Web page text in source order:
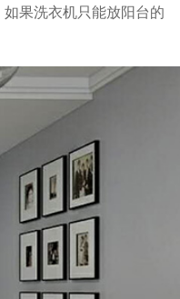
如果洗衣机只能放阳台的